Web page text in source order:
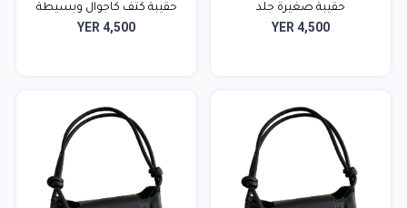
حقيبة صغيرة جلد
YER 4,500
حقيبة كتف كاجوال وبسيطة
YER 4,500